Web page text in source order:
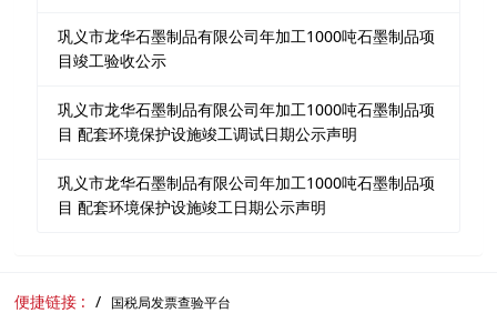
巩义市龙华石墨制品有限公司年加工1000吨石墨制品项
目竣工验收公示
巩义市龙华石墨制品有限公司年加工1000吨石墨制品项
目 配套环境保护设施竣工调试日期公示声明
巩义市龙华石墨制品有限公司年加工1000吨石墨制品项
目 配套环境保护设施竣工日期公示声明
便捷链接 : 国税局发票查验平台